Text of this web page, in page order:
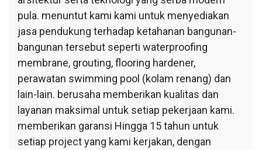
pula. menuntut kami kami untuk menyediakan
jasa pendukung terhadap ketahanan bangunan-
bangunan tersebut seperti waterproofing
membrane, grouting, flooring hardener,
perawatan swimming pool (kolam renang) dan
lain-lain. berusaha memberikan kualitas dan
layanan maksimal untuk setiap pekerjaan kami.
memberikan garansi Hingga 15 tahun untuk
setiap project yang kami kerjakan, dengan